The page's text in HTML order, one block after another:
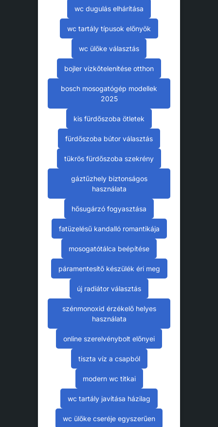
wc dugulás elhárítása
wc tartály típusok előnyök
wc ülőke választás
bojler vízkőtelenítése otthon
bosch mosogatógép modellek
2025
kis fürdőszoba ötletek
fürdőszoba bútor választás
tükrös fürdőszoba szekrény
gáztűzhely biztonságos
használata
hősugárzó fogyasztása
fatüzelésű kandalló romantikája
mosogatótálca beépítése
páramentesítő készülék éri meg
új radiátor választás
szénmonoxid érzékelő helyes
használata
online szerelvénybolt előnyei
tiszta víz a csapból
modern wc titkai
wc tartály javítása házilag
wc ülőke cseréje egyszerűen